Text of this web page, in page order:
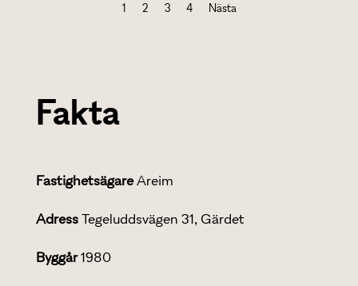
1 2 3 4 Nästa
Fakta
FastighetsägareAreim
AdressTegeluddsvägen 31, Gärdet
Byggår1980